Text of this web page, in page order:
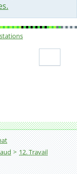
12. Travail